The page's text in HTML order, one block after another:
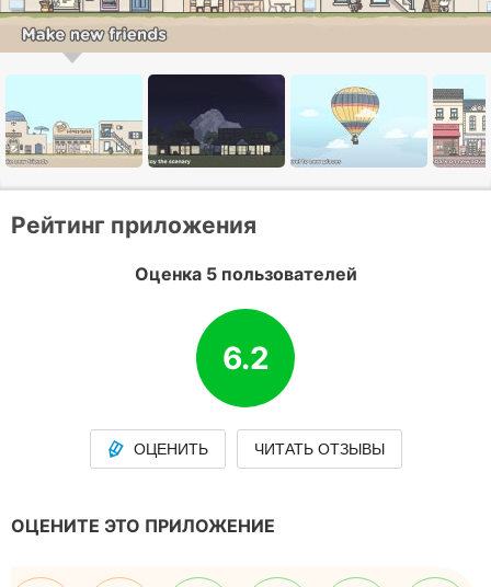
Рейтинг приложения
Оценка 5 пользователей
6.2
ОЦЕНИТЬ ЧИТАТЬ ОТЗЫВЫ
ОЦЕНИТЕ ЭТО ПРИЛОЖЕНИЕ